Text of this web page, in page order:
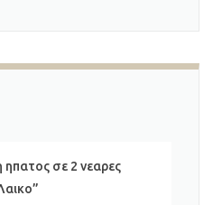
σε 2 νεαρες